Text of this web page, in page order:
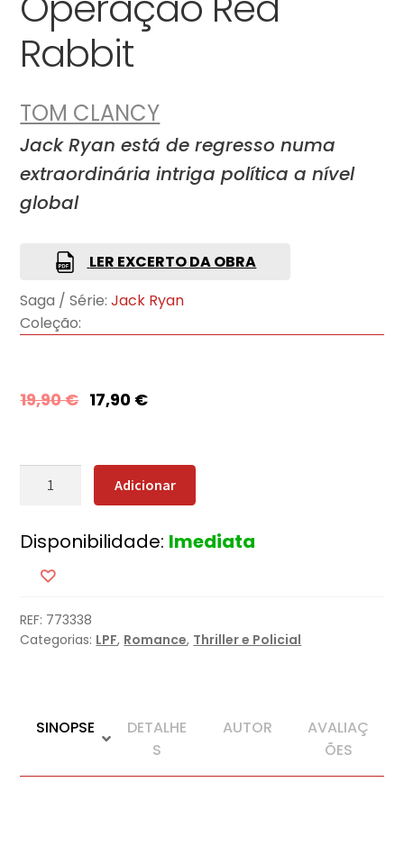
Rabbit
TOM CLANCY
Jack Ryan está de regresso numa
extraordinária intriga política a nível
global
LER EXCERTO DA OBRA
Saga / Série: Jack Ryan
Coleção:
19,90€ 17,90 €
Quantidade
Red
Rabbit
Adicionar
Disponibilidade: Imediata
REF: 773338
Categorias: LPF, Romance, Thriller e Policial
SINOPSE
DETALHE
S
AUTOR
AVALIAÇ
ÕES